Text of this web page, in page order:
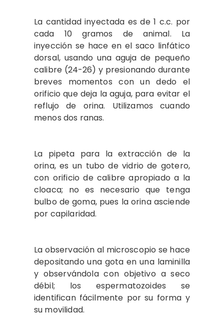
La cantidad inyectada es de 1 c.c. por
cada 10 gramos de animal. La
inyección se hace en el saco linfático
dorsal, usando una aguja de pequeño
calibre (24-26) y presionando durante
breves momentos con un dedo el
orificio que deja la aguja, para evitar el
reflujo de orina. Utilizamos cuando
menos dos ranas.
La pipeta para la extracción de la
orina, es un tubo de vidrio de gotero,
con orificio de calibre apropiado a la
cloaca; no es necesario que tenga
bulbo de goma, pues la orina asciende
por capilaridad.
La observación al microscopio se hace
depositando una gota en una laminilla
y observándola con objetivo a seco
débil; los espermatozoides se
identifican fácilmente por su forma y
su movilidad.